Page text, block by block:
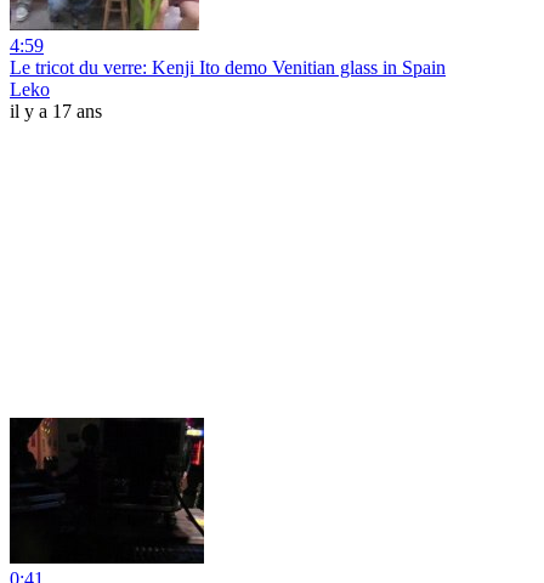
4:59
Le tricot du verre: Kenji Ito demo Venitian glass in Spain
Leko
il y a 17 ans